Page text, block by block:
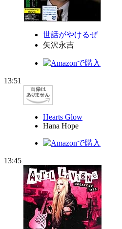
世話がやけるぜ
矢沢永吉
13:51
Hearts Glow
Hana Hope
13:45